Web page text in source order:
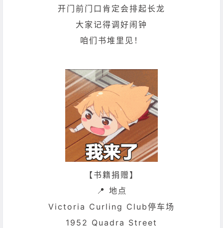
开门前门口肯定会排起长龙
大家记得调好闹钟
咱们书堆里见！
【书籍捐赠】
📍 地点
Victoria Curling Club停车场
1952 Quadra Street